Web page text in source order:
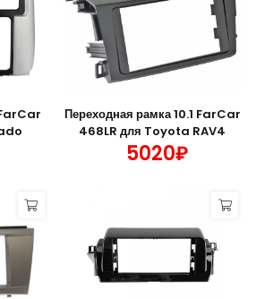
Переходная рамка 10.1 FarCar
468LR для Toyota RAV4
5020₽